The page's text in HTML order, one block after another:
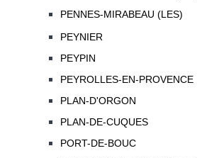
PENNES-MIRABEAU (LES)
PEYNIER
PEYPIN
PEYROLLES-EN-PROVENCE
PLAN-D'ORGON
PLAN-DE-CUQUES
PORT-DE-BOUC